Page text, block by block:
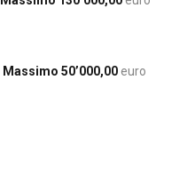
Massimo 50’000,00 euro